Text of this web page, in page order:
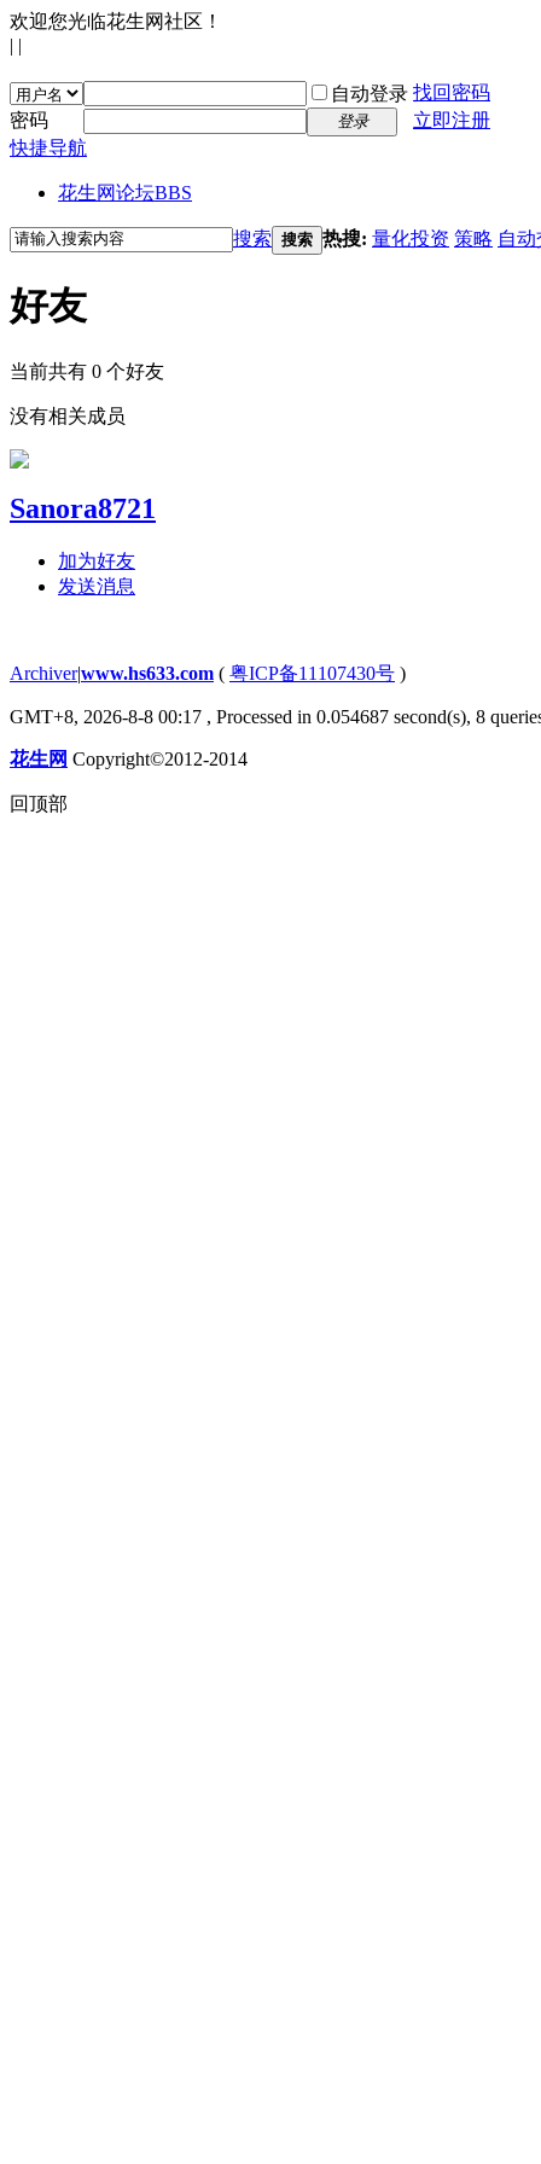
欢迎您光临花生网社区！
| |
自动登录 找回密码
密码
登录
立即注册
快捷导航
花生网论坛BBS
搜索 搜索 热搜: 量化投资 策略 自
好友
当前共有 0 个好友
没有相关成员
Sanora8721
加为好友
发送消息
Archiver|www.hs633.com ( 粤ICP备11107430号 )
GMT+8, 2026-8-8 00:17 , Processed in 0.054687 second(s), 8
花生网 Copyright©2012-2014
回顶部